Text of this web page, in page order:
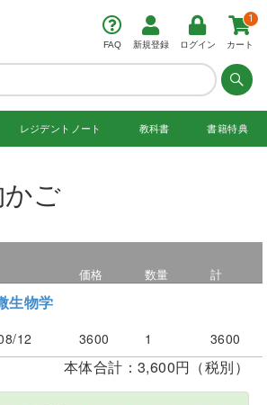
FAQ 新規登録 ログイン カート
1
レジデント ノート 教科書 書籍特典
ご
価格 数量 計
生物学
12 3600 1 3600
本体合計：3,600円（税別）